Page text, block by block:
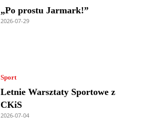
„Po prostu Jarmark!”
2026-07-29
Sport
Letnie Warsztaty Sportowe z
CKiS
2026-07-04